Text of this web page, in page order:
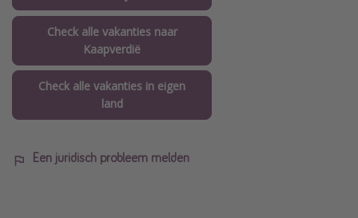
Check alle vakanties naar
Kaapverdië
Check alle vakanties in eigen
land
Een juridisch probleem melden